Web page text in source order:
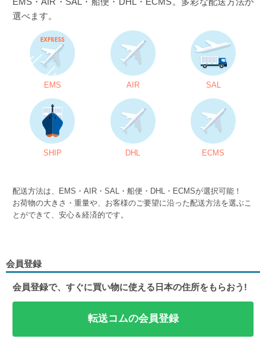
選べます。
EMS AIR SAL
SHIP DHL ECMS
配送方法は、EMS・AIR・SAL・船便・DHL・ECMSが選択可能！
お荷物の大きさ・重量や、お客様のご要望に沿った配送方法を選ぶこ
とができて、安心＆経済的です。
会員登録
会員登録で、すぐに買い物に使える日本の住所をもらおう!
転送コムの会員登録